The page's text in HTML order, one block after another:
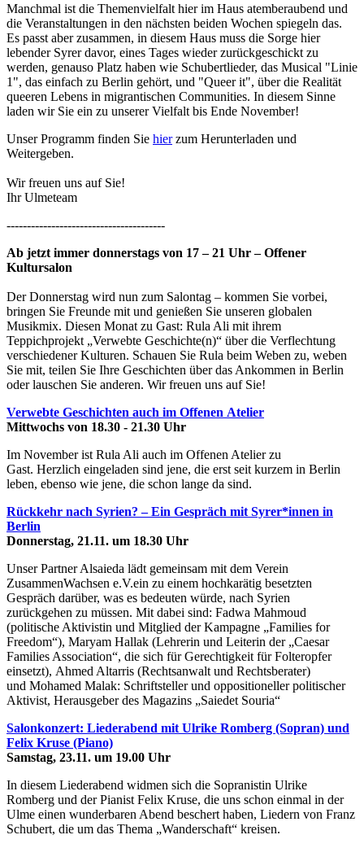
Manchmal ist die Themenvielfalt hier im Haus atemberaubend und
die Veranstaltungen in den nächsten beiden Wochen spiegeln das.
Es passt aber zusammen, in diesem Haus muss die Sorge hier
lebender Syrer davor, eines Tages wieder zurückgeschickt zu
werden, genauso Platz haben wie Schubertlieder, das Musical "Linie
1", das einfach zu Berlin gehört, und "Queer it", über die Realität
queeren Lebens in migrantischen Communities. In diesem Sinne
laden wir Sie ein zu unserer Vielfalt bis Ende November!
Unser Programm finden Sie hierzum Herunterladen und
Weitergeben.
Wir freuen uns auf Sie!
Ihr Ulmeteam
---------------------------------------
Ab jetzt immer donnerstags von 17 – 21 Uhr – Offener
Kultursalon
Der Donnerstag wird nun zum Salontag – kommen Sie vorbei,
bringen Sie Freunde mit und genießen Sie unseren globalen
Musikmix. Diesen Monat zu Gast: Rula Ali mit ihrem
Teppichprojekt „Verwebte Geschichte(n)“ über die Verflechtung
verschiedener Kulturen. Schauen Sie Rula beim Weben zu, weben
Sie mit, teilen Sie Ihre Geschichten über das Ankommen in Berlin
oder lauschen Sie anderen. Wir freuen uns auf Sie!
Verwebte Geschichten auch im Offenen Atelier
Mittwochs von 18.30 - 21.30 Uhr
Im November ist Rula Ali auch im Offenen Atelier zu
Gast. Herzlich eingeladen sind jene, die erst seit kurzem in Berlin
leben, ebenso wie jene, die schon lange da sind.
Rückkehr nach Syrien? – Ein Gespräch mit Syrer*innen in
Berlin
Donnerstag, 21.11. um 18.30 Uhr
Unser Partner Alsaieda lädt gemeinsam mit dem Verein
ZusammenWachsen e.V.ein zu einem hochkarätig besetzten
Gespräch darüber, was es bedeuten würde, nach Syrien
zurückgehen zu müssen. Mit dabei sind: Fadwa Mahmoud
(politische Aktivistin und Mitglied der Kampagne „Families for
Freedom“), Maryam Hallak (Lehrerin und Leiterin der „Caesar
Families Association“, die sich für Gerechtigkeit für Folteropfer
einsetzt), Ahmed Altarris (Rechtsanwalt und Rechtsberater)
und Mohamed Malak: Schriftsteller und oppositioneller politischer
Aktivist, Herausgeber des Magazins „Saiedet Souria“
Salonkonzert: Liederabend mit Ulrike Romberg (Sopran) und
Felix Kruse (Piano)
Samstag, 23.11. um 19.00 Uhr
In diesem Liederabend widmen sich die Sopranistin Ulrike
Romberg und der Pianist Felix Kruse, die uns schon einmal in der
Ulme einen wunderbaren Abend beschert haben, Liedern von Franz
Schubert, die um das Thema „Wanderschaft“ kreisen.